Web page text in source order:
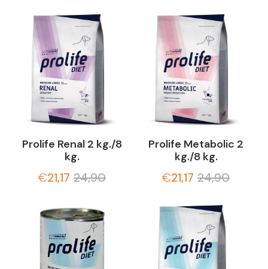
Prolife Renal 2 kg./8
kg.
€21,17 24,90
Prolife Metabolic 2
kg./8 kg.
€21,17 24,90